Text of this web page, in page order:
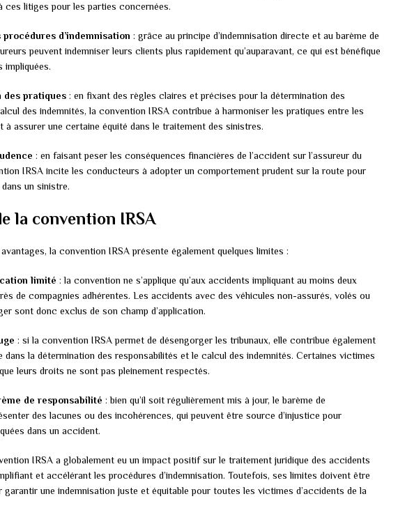
ces litiges pour les parties concernées.
d’indemnisation : grâce au principe d’indemnisation directe et au barème de
peuvent indemniser leurs clients plus rapidement qu’auparavant, ce qui est bénéfique
impliquées.
des pratiques : en fixant des règles claires et précises pour la détermination des
des indemnités, la convention IRSA contribue à harmoniser les pratiques entre les
à assurer une certaine équité dans le traitement des sinistres.
: en faisant peser les conséquences financières de l’accident sur l’assureur du
IRSA incite les conducteurs à adopter un comportement prudent sur la route pour
un sinistre.
la convention IRSA
la convention IRSA présente également quelques limites :
limité : la convention ne s’applique qu’aux accidents impliquant au moins deux
de compagnies adhérentes. Les accidents avec des véhicules non-assurés, volés ou
sont donc exclus de son champ d’application.
: si la convention IRSA permet de désengorger les tribunaux, elle contribue également
dans la détermination des responsabilités et le calcul des indemnités. Certaines victimes
leurs droits ne sont pas pleinement respectés.
de responsabilité : bien qu’il soit régulièrement mis à jour, le barème de
des lacunes ou des incohérences, qui peuvent être source d’injustice pour
dans un accident.
IRSA a globalement eu un impact positif sur le traitement juridique des accidents
et accélérant les procédures d’indemnisation. Toutefois, ses limites doivent être
une indemnisation juste et équitable pour toutes les victimes d’accidents de la